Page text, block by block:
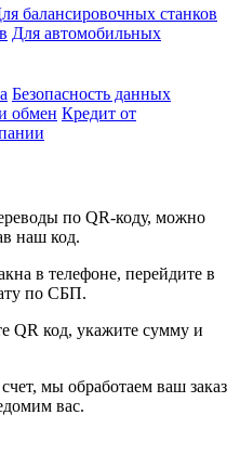
балансировочных станков
Для автомобильных
Безопасность данных
обмен Кредит от
по QR-коду, можно
наш код.
в телефоне, перейдите в
по СБП.
QR код, укажите сумму и
мы обработаем ваш заказ
вас.